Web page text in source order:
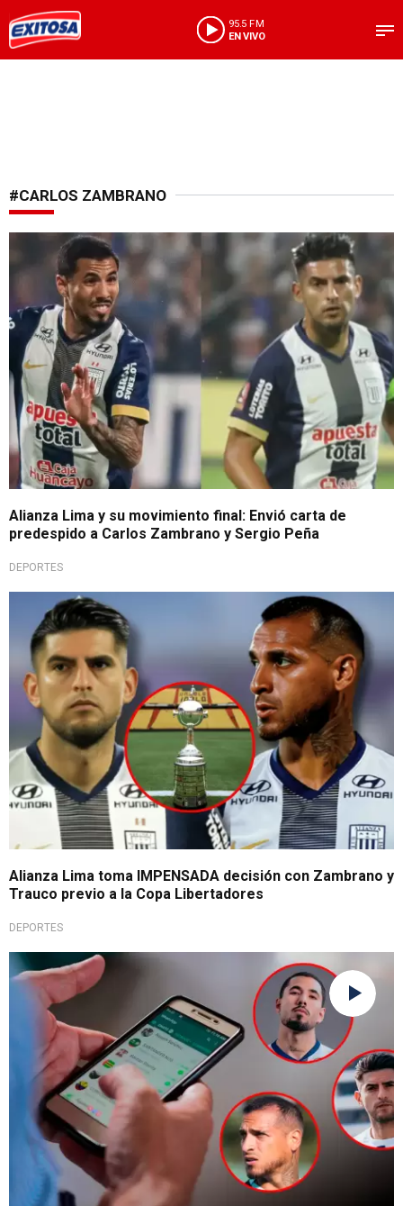
95.5 FM
EN VIVO
#CARLOS ZAMBRANO
La suerte está echada
Alianza Lima y su movimiento final: Envió carta de
predespido a Carlos Zambrano y Sergio Peña
DEPORTES
Drástica medida
Alianza Lima toma IMPENSADA decisión con Zambrano y
Trauco previo a la Copa Libertadores
DEPORTES
Investigación en curso